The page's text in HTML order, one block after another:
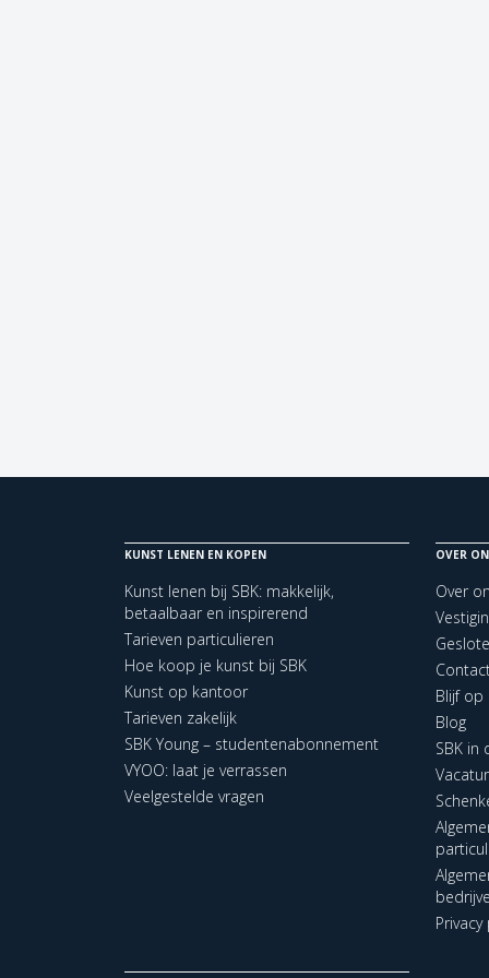
KUNST LENEN EN KOPEN
Kunst lenen bij SBK: makkelijk,
betaalbaar en inspirerend
Tarieven particulieren
Hoe koop je kunst bij SBK
Kunst op kantoor
Tarieven zakelijk
SBK Young – studentenabonnement
VYOO: laat je verrassen
Veelgestelde vragen
OVER
Over
Blijf op
Blog
SBK in